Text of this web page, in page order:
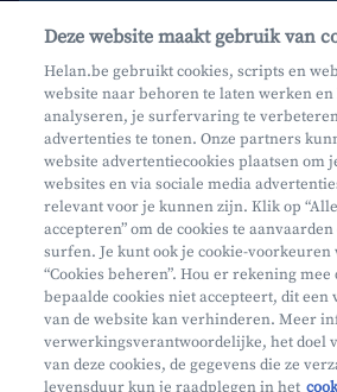
Maak een afspraak
Waar vind je ons?
Phishing
Mifid
Privacy
Juridische info
Onderworpen aan de controle van CDZ
Deze website maakt gebruik van
Helan.be gebruikt cookies, scripts en
website naar behoren te laten werken
analyseren, je surfervaring te
advertenties te tonen. Onze partners
website advertentiecookies plaatsen om
websites en via sociale media
relevant voor je kunnen zijn. Klik op
accepteren” om de cookies te
surfen. Je kunt ook je cookie-
“Cookies beheren”. Hou er rekening mee
bepaalde cookies niet accepteert, dit
van de website kan verhinderen. Meer
verwerkingsverantwoordelijke, het doel
van deze cookies, de gegevens die ze
levensduur kun je raadplegen in het